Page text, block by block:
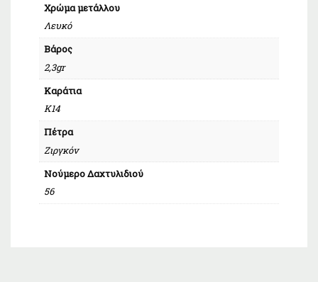
Χρώμα μετάλλου
Λευκό
Βάρος
2,3gr
Καράτια
Κ14
Πέτρα
Ζιργκόν
Νούμερο Δαχτυλιδιού
56